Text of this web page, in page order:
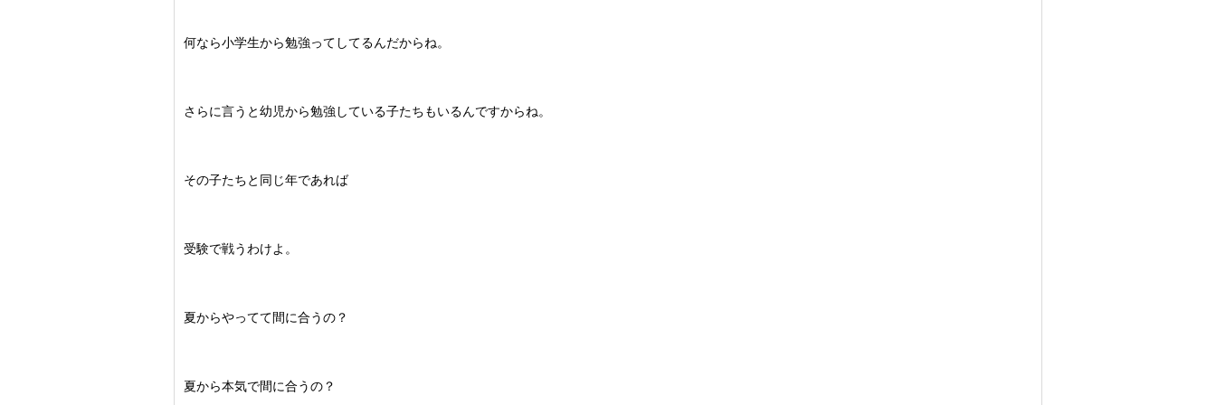
何なら小学生から勉強ってしてるんだからね。
さらに言うと幼児から勉強している子たちもいるんですからね。
その子たちと同じ年であれば
受験で戦うわけよ。
夏からやってて間に合うの？
夏から本気で間に合うの？